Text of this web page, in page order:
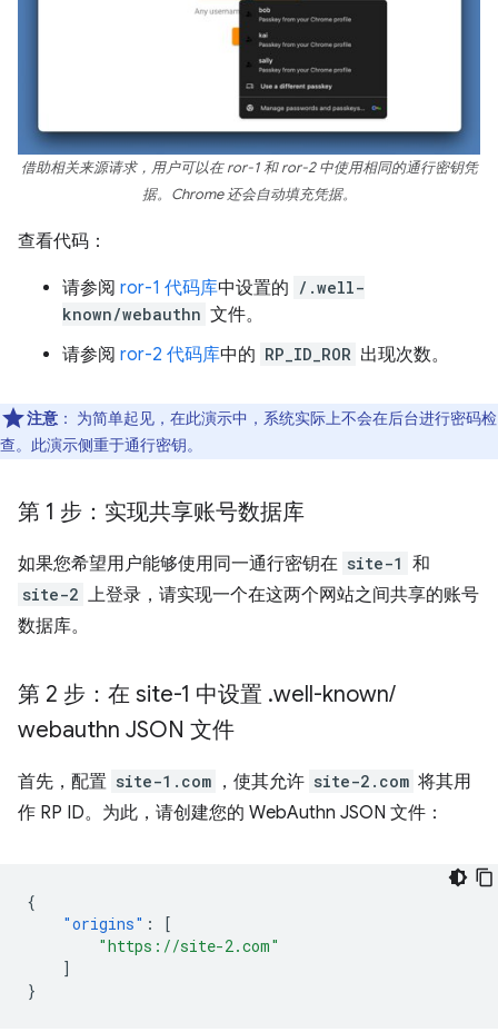
借助相关来源请求，用户可以在 ror-1 和 ror-2 中使用相同的通行密钥凭
据。Chrome 还会自动填充凭据。
查看代码：
请参阅 ror-1 代码库中设置的 /.well-
known/webauthn 文件。
请参阅 ror-2 代码库中的 RP_ID_ROR 出现次数。
注意 ： 为简单起见，在此演示中，系统实际上不会在后台进行密码检
查。此演示侧重于通行密钥。
第 1 步：实现共享账号数据库
如果您希望用户能够使用同一通行密钥在 site-1 和
site-2 上登录，请实现一个在这两个网站之间共享的账号
数据库。
第 2 步：在 site-1 中设置 .well-known/
webauthn JSON 文件
首先，配置 site-1.com ，使其允许 site-2.com 将其用
作 RP ID。为此，请创建您的 WebAuthn JSON 文件：
{
"origins" :
[
"https://site-2.com"
]
}